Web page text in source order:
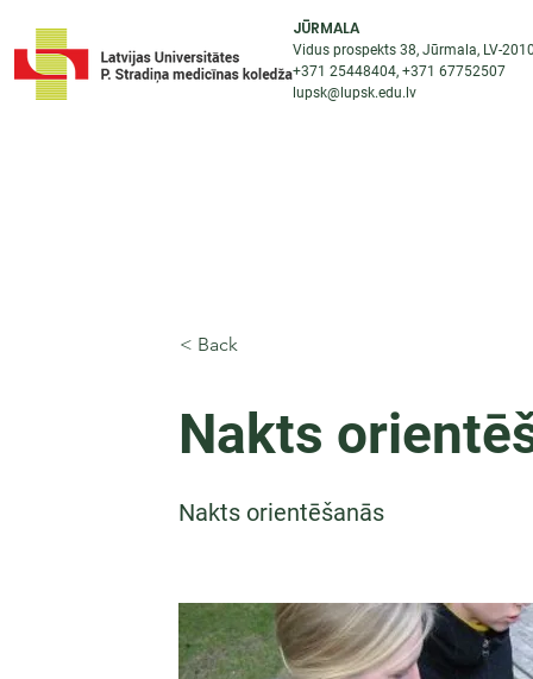
JŪRMALA
Vidus prospekts 38, Jūrmala, LV-
+371 25448404, +371 67752507
lupsk@lupsk.edu.lv
< Back
Nakts
Nakts orientēšanās